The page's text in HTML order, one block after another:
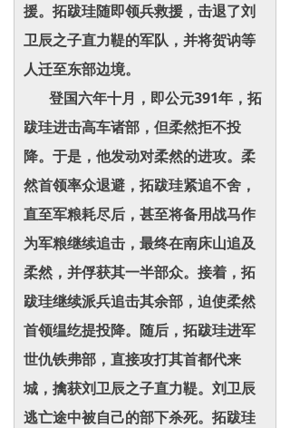
援。拓跋珪随即领兵救援，击退了刘
卫辰之子直力鞮的军队，并将贺讷等
人迁至东部边境。
登国六年十月，即公元391年，拓
跋珪进击高车诸部，但柔然拒不投
降。于是，他发动对柔然的进攻。柔
然首领率众退避，拓跋珪紧追不舍，
直至军粮耗尽后，甚至将备用战马作
为军粮继续追击，最终在南床山追及
柔然，并俘获其一半部众。接着，拓
跋珪继续派兵追击其余部，迫使柔然
首领缊纥提投降。随后，拓跋珪进军
世仇铁弗部，直接攻打其首都代来
城，擒获刘卫辰之子直力鞮。刘卫辰
逃亡途中被自己的部下杀死。拓跋珪